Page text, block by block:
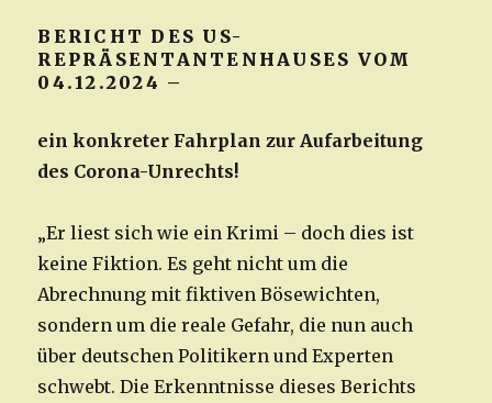
BERICHT DES US-
REPRÄSENTANTENHAUSES VOM
04.12.2024 –
ein konkreter Fahrplan zur Aufarbeitung
des Corona-Unrechts!
„Er liest sich wie ein Krimi – doch dies ist
keine Fiktion. Es geht nicht um die
Abrechnung mit fiktiven Bösewichten,
sondern um die reale Gefahr, die nun auch
über deutschen Politikern und Experten
schwebt. Die Erkenntnisse dieses Berichts